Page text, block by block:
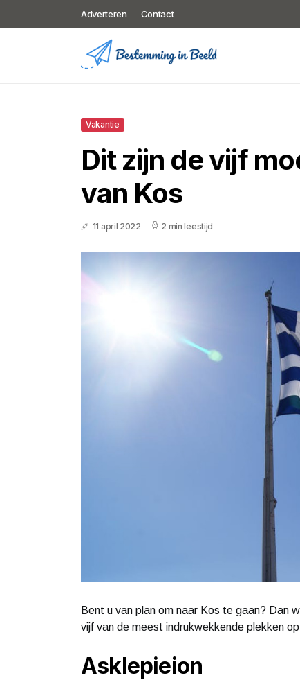
Adverteren Contact
Vakantie
Dit zijn de vijf
van Kos
11 april 2022 2 min leestijd
Bent u van plan om naar Kos te gaan? Dan
vijf van de meest indrukwekkende plekken
Asklepieion